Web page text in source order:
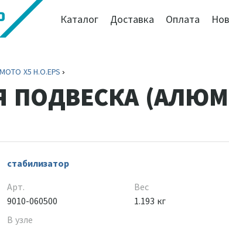
Каталог Доставка Оплата
X5 H.O.EPS
ПОДВЕСКА
стабилизатор
Арт.
9010-060500
В узле
Вес
1.193 кг